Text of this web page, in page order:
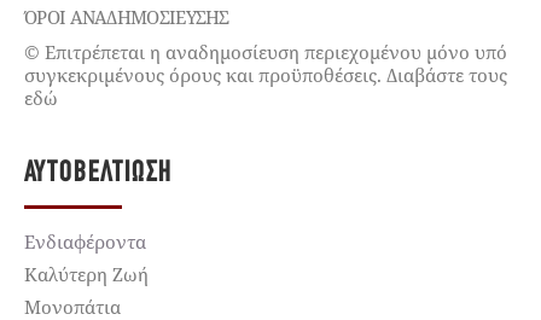
ΌΡΟΙ ΑΝΑΔΗΜΟΣΙΕΥΣΗΣ
© Επιτρέπεται η αναδημοσίευση περιεχομένου μόνο υπό
συγκεκριμένους όρους και προϋποθέσεις. Διαβάστε τους
εδώ
ΑΥΤΟΒΕΛΤΊΩΣΗ
Ενδιαφέροντα
Καλύτερη Ζωή
Μονοπάτια